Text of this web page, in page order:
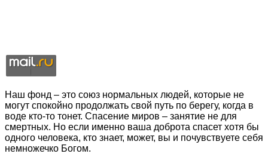
Наш фонд – это союз нормальных людей, которые не
могут спокойно продолжать свой путь по берегу, когда в
воде кто-то тонет. Спасение миров – занятие не для
смертных. Но если именно ваша доброта спасет хотя бы
одного человека, кто знает, может, вы и почувствуете себя
немножечко Богом.